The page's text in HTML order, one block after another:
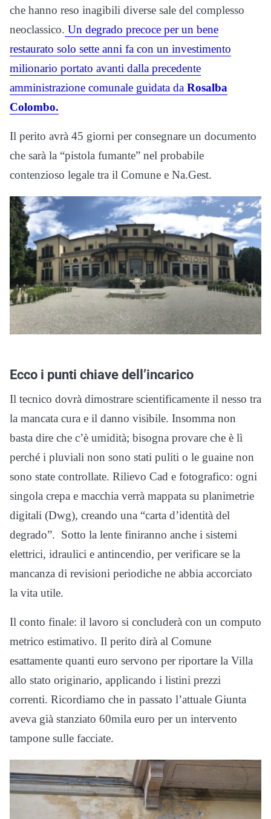
che hanno reso inagibili diverse sale del complesso
neoclassico. Un degrado precoce per un bene
restaurato solo sette anni fa con un investimento
milionario portato avanti dalla precedente
amministrazione comunale guidata da Rosalba
Colombo.
Il perito avrà 45 giorni per consegnare un documento
che sarà la “pistola fumante” nel probabile
contenzioso legale tra il Comune e Na.Gest.
Ecco i punti chiave dell’incarico
Il tecnico dovrà dimostrare scientificamente il nesso tra
la mancata cura e il danno visibile. Insomma non
basta dire che c’è umidità; bisogna provare che è lì
perché i pluviali non sono stati puliti o le guaine non
sono state controllate. Rilievo Cad e fotografico: ogni
singola crepa e macchia verrà mappata su planimetrie
digitali (Dwg), creando una “carta d’identità del
degrado”. Sotto la lente finiranno anche i sistemi
elettrici, idraulici e antincendio, per verificare se la
mancanza di revisioni periodiche ne abbia accorciato
la vita utile.
Il conto finale: il lavoro si concluderà con un computo
metrico estimativo. Il perito dirà al Comune
esattamente quanti euro servono per riportare la Villa
allo stato originario, applicando i listini prezzi
correnti. Ricordiamo che in passato l’attuale Giunta
aveva già stanziato 60mila euro per un intervento
tampone sulle facciate.